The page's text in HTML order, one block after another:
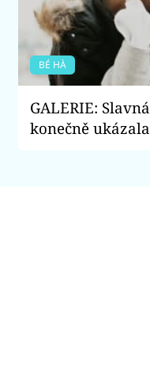
BÉ HÀ
GALERIE:
konečně